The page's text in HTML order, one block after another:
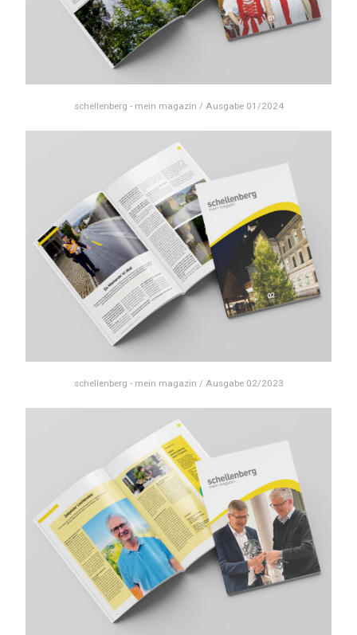
schellenberg - mein magazin / Ausgabe 01/2024
schellenberg - mein magazin / Ausgabe 02/2023